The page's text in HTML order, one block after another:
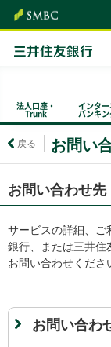
法人口座・
Trunk
インタ
バンキ
お問い
戻る
お問い合わせ先
サービスの詳細、ご
銀行、または三井住
お問い合わせくださ
お問い合わ